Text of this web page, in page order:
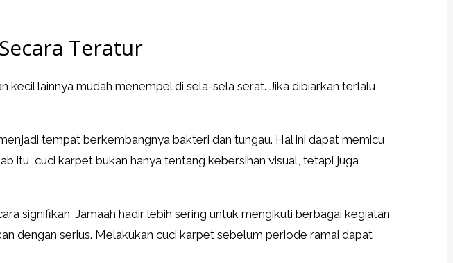
Teratur
lainnya mudah menempel di sela-sela serat. Jika dibiarkan terlalu
tempat berkembangnya bakteri dan tungau. Hal ini dapat memicu
itu, cuci karpet bukan hanya tentang kebersihan visual, tetapi juga
signifikan. Jamaah hadir lebih sering untuk mengikuti berbagai kegiatan
dengan serius. Melakukan cuci karpet sebelum periode ramai dapat